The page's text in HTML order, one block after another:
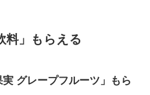
料」もらえる
実 グレープフルーツ 」もら